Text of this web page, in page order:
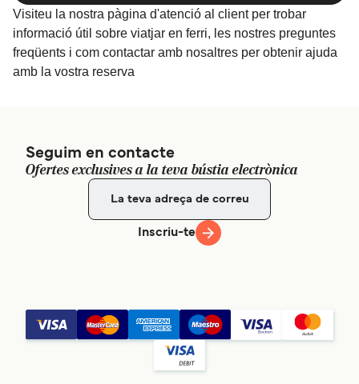
Visiteu la nostra pàgina d'atenció al client per trobar
informació útil sobre viatjar en ferri, les nostres preguntes
freqüents i com contactar amb nosaltres per obtenir ajuda
amb la vostra reserva
Seguim en contacte
Ofertes exclusives a la teva bústia electrònica
Inscriu-te